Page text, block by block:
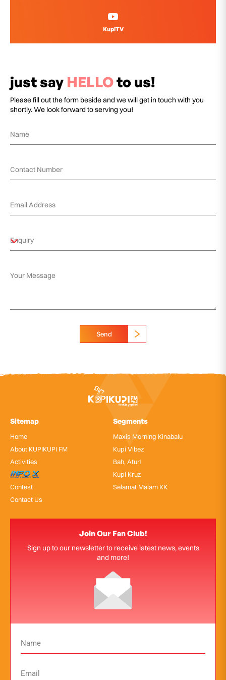
KupiTV
just say HELLOto us!
Please fill out the form beside and we will get in touch with you
shortly. We look forward to serving you!
Send
Sitemap
Home
About KUPIKUPI FM
Activities
InfoX
Contest
Contact Us
Segments
Maxis Morning Kinabalu
Kupi Vibez
Bah, Atur!
Kupi Kruz
Selamat Malam KK
Join Our Fan Club!
Sign up to our newsletter to receive latest news, events
and more!